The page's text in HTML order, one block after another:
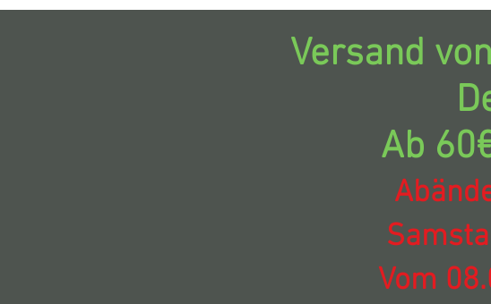
Versand
Ab
Vom